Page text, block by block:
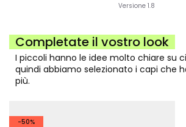
Completate il vostro look
I piccoli hanno le idee molto chiare su
quindi abbiamo selezionato i capi che
più.
-50%